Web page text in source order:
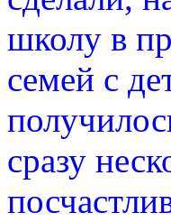
школу в
семей с
сразу